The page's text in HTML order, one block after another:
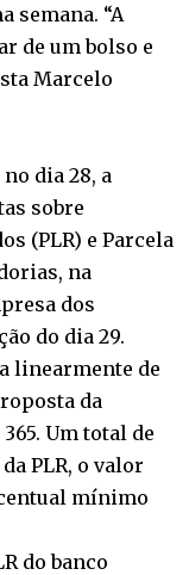
semana. “A
de um bolso e
Marcelo
dia 28, a
sobre
(PLR) e Parcela
na
dos
do dia 29.
linearmente de
da
Um total de
PLR, o valor
mínimo
do banco